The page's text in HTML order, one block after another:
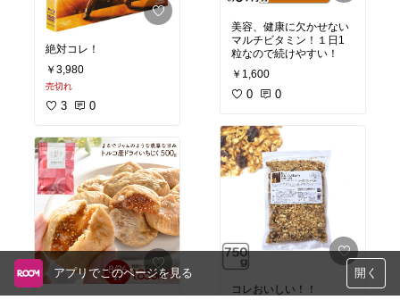
絶対コレ！
￥3,980
売切れ
3 0
美容、健康に欠かせない
マルチビタミン！１日1
粒なので続けやすい！
￥1,600
0 0
コレおいしい！！
アプリでこのページを見る 開く